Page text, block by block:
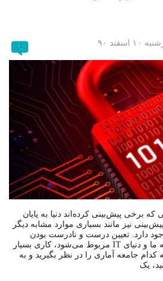
اسفند ۹۰ ۰
که برخی پیش‌بینی کرده‌اند دنیا به پایان
نیز مانند بسیاری موارد مشابه دیگر
دارد. تعیین درست و نادرست بودن
پیش‌بینی‌ها به‌خصوص آنچه به ما و دنیای IT مربوط می‌شود، کاری بسیار
جامعه آماری را در نظر بگیرید و به
یک